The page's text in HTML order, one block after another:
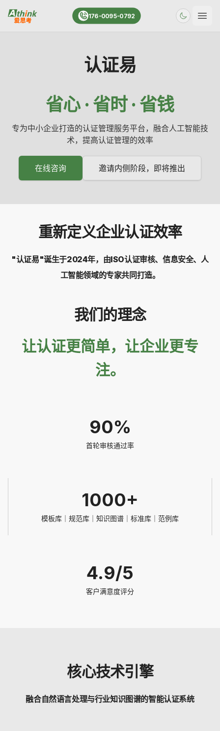
176-0095-0792
打开
认证易
省心 · 省时 · 省钱
专为中小企业打造的认证管理服务平台，融合人工智能技
术，提高认证管理的效率
在线咨询 邀请内侧阶段，即将推出
重新定义企业认证效率
"认证易"诞生于2024年，由ISO认证审核、信息安全、人
工智能领域的专家共同打造。
我们的理念
让认证更简单，让企业更专
注。
90%
首轮审核通过率
1000+
模板库｜规范库｜知识图谱｜标准库｜范例库
4.9/5
客户满意度评分
核心技术引擎
融合自然语言处理与行业知识图谱的智能认证系统